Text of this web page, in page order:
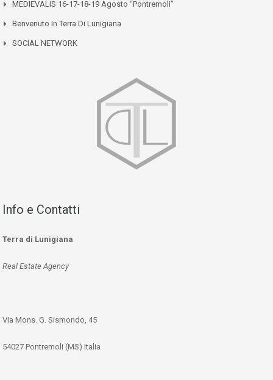
MEDIEVALIS 16-17-18-19 Agosto “Pontremoli”
Benvenuto In Terra Di Lunigiana
SOCIAL NETWORK
Info e Contatti
Terra di Lunigiana
Real Estate Agency
Via Mons. G. Sismondo, 45
54027 Pontremoli (MS) Italia